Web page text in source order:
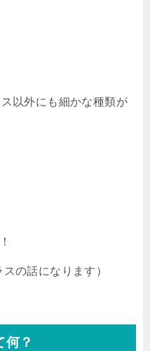
以外にも細かな種類が
の話になります）
？